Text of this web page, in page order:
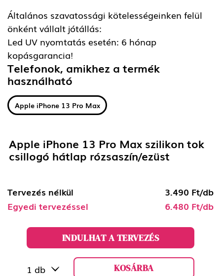
Általános szavatossági kötelességeinken felül
önként vállalt jótállás:
Led UV nyomtatás esetén: 6 hónap
kopásgarancia!
Telefonok, amikhez a termék
használható
Apple iPhone 13 Pro Max
Apple iPhone 13 Pro Max szilikon tok
csillogó hátlap rózsaszín/ezüst
Tervezés nélkül
3.490 Ft/db
Egyedi tervezéssel
6.480 Ft/db
INDULHAT A TERVEZÉS
1 db KOSÁRBA